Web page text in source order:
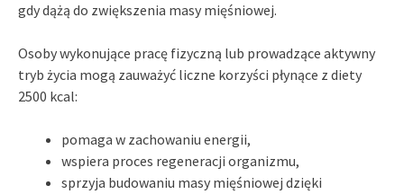
gdy dążą do zwiększenia masy mięśniowej.
Osoby wykonujące pracę fizyczną lub prowadzące aktywny
tryb życia mogą zauważyć liczne korzyści płynące z diety
2500 kcal:
pomaga w zachowaniu energii,
wspiera proces regeneracji organizmu,
sprzyja budowaniu masy mięśniowej dzięki